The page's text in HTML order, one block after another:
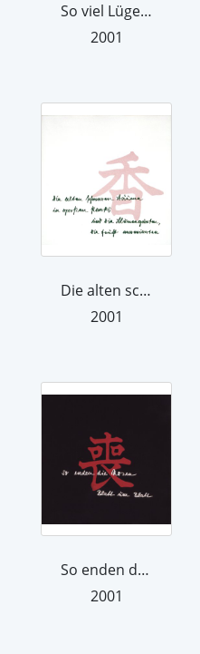
So viel Lügen geliebt, so viel Lippe...
2001
Die alten schweren Bäume
2001
So enden die Rosen
2001